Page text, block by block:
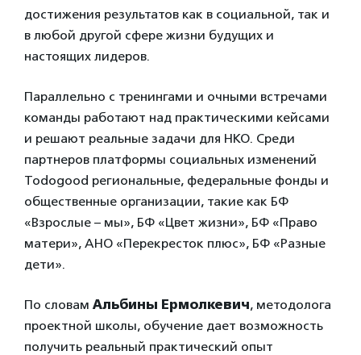
достижения результатов как в социальной, так и
в любой другой сфере жизни будущих и
настоящих лидеров.
Параллельно с тренингами и очными встречами
команды работают над практическими кейсами
и решают реальные задачи для НКО. Среди
партнеров платформы социальных изменений
Todogood региональные, федеральные фонды и
общественные организации, такие как БФ
«Взрослые – мы», БФ «Цвет жизни», БФ «Право
матери», АНО «Перекресток плюс», БФ «Разные
дети».
По словам Альбины Ермолкевич, методолога
проектной школы, обучение дает возможность
получить реальный практический опыт